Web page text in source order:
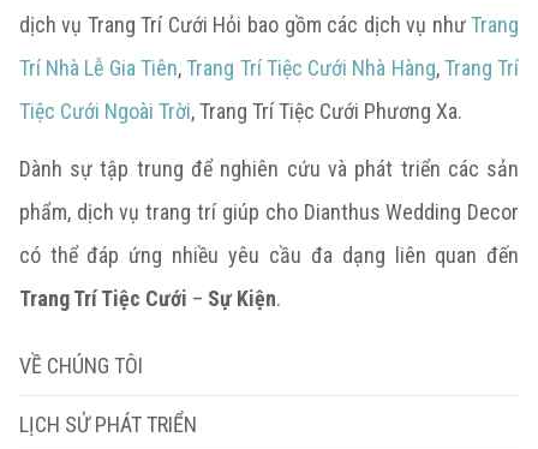
dịch vụ Trang Trí Cưới Hỏi bao gồm các dịch vụ nhưTrang
Trí Nhà Lễ Gia Tiên,Trang Trí Tiệc Cưới Nhà Hàng,Trang Trí
Tiệc Cưới Ngoài Trời, Trang Trí Tiệc Cưới Phương Xa.
Dành sự tập trung để nghiên cứu và phát triển các sản
phẩm, dịch vụ trang trí giúp cho Dianthus Wedding Decor
có thể đáp ứng nhiều yêu cầu đa dạng liên quan đến
Trang Trí Tiệc Cưới – Sự Kiện.
VỀ CHÚNG TÔI
LỊCH SỬ PHÁT TRIỂN